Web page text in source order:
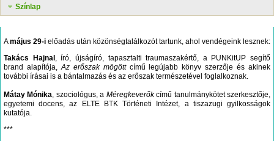
Színlap
Amájus 29-i előadás után közönségtalálkozót tartunk, ahol vendégeink lesznek:
Takács Hajnal , író, újságíró, tapasztalti traumaszakértő, a PUNKitUP segítő
brand alapítója, Az erőszak mögött című legújabb könyv szerzője és akinek
további írásai is a bántalmazás és az erőszak természetével foglalkoznak.
Mátay Mónika, szociológus, a Méregkeverőkcímű tanulmánykötet szerkesztője,
egyetemi docens, az ELTE BTK Történeti Intézet, a tiszazugi gyilkosságok
kutatója.
***